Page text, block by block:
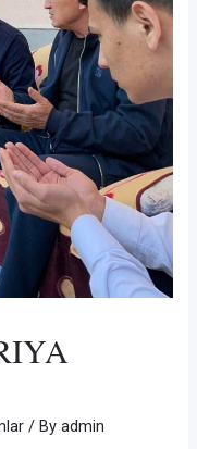
/ Byadmin